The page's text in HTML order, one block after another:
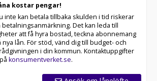
kostar pengar!
inte kan betala tillbaka skulden i tid riskerar
Det kan leda till
att få hyra bostad, teckna abonnemang
nya lån. För stöd, vänd dig till budget- och
i din kommun. Kontaktuppgifter
konsumentverket.se.